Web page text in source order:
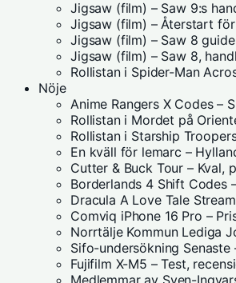
Jigsaw (film) – Saw 9:s
Jigsaw (film) – Återstart
Jigsaw (film) – Saw 8
Jigsaw (film) – Saw 8,
Rollistan i Spider-Man
Nöje
Anime Rangers X Codes –
Rollistan i Mordet på
Rollistan i Starship
En kväll för lemarc –
Cutter & Buck Tour – Kval,
Borderlands 4 Shift Codes
Dracula A Love Tale
Comviq iPhone 16 Pro –
Norrtälje Kommun Lediga
Sifo-undersökning Senaste
Fujifilm X-M5 – Test,
Medlemmar av Sven-